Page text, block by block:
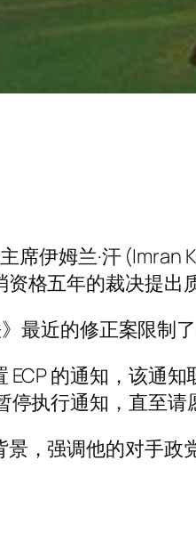
席伊姆兰·汗
格五年的裁决提出
最近的修正案限制
的通知，该通
执行通知，直至请
，强调他的对手